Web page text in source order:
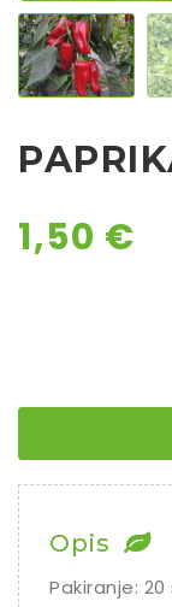
Sjeme
Rajčice
Ostalo
1,50 €
Opis
Pakiranje: